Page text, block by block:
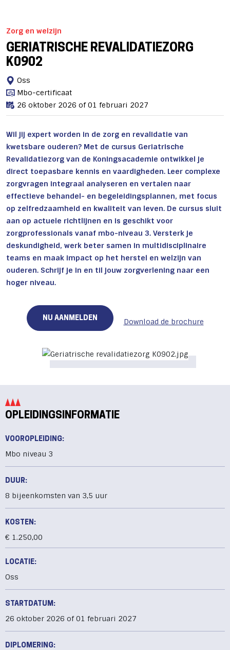
Zorg en welzijn
GERIATRISCHE REVALIDATIEZORG
K0902
Oss
Mbo-certificaat
26 oktober 2026 of 01 februari 2027
Wil jij expert worden in de zorg en revalidatie van
kwetsbare ouderen? Met de cursus Geriatrische
Revalidatiezorg van de Koningsacademie ontwikkel je
direct toepasbare kennis en vaardigheden. Leer complexe
zorgvragen integraal analyseren en vertalen naar
effectieve behandel- en begeleidingsplannen, met focus
op zelfredzaamheid en kwaliteit van leven. De cursus sluit
aan op actuele richtlijnen en is geschikt voor
zorgprofessionals vanaf mbo-niveau 3. Versterk je
deskundigheid, werk beter samen in multidisciplinaire
teams en maak impact op het herstel en welzijn van
ouderen. Schrijf je in en til jouw zorgverlening naar een
hoger niveau.
NU AANMELDEN Download de brochure
OPLEIDINGSINFORMATIE
VOOROPLEIDING:
Mbo niveau 3
DUUR:
8 bijeenkomsten van 3,5 uur
KOSTEN:
€ 1.250,00
LOCATIE:
Oss
STARTDATUM:
26 oktober 2026 of 01 februari 2027
DIPLOMERING: